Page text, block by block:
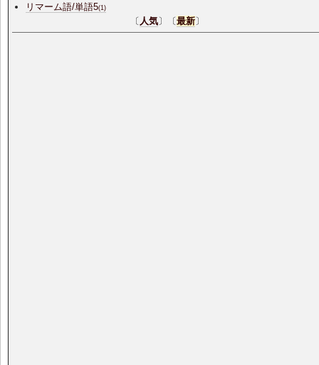
リマーム語/単語5(1)
〔 人気〕〔最新〕